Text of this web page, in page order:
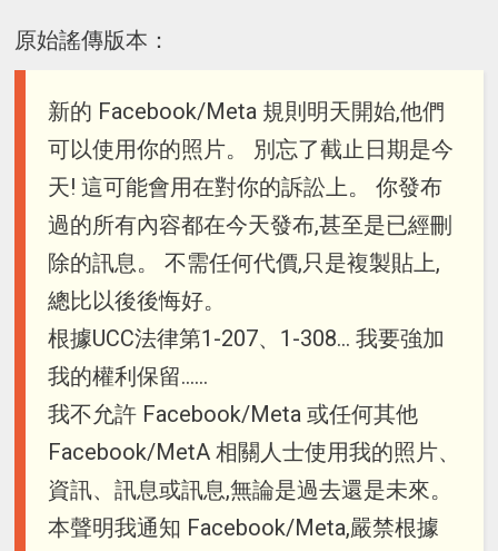
原始謠傳版本：
新的 Facebook/Meta 規則明天開始,他們
可以使用你的照片。 別忘了截止日期是今
天! 這可能會用在對你的訴訟上。 你發布
過的所有內容都在今天發布,甚至是已經刪
除的訊息。 不需任何代價,只是複製貼上,
總比以後後悔好。
根據UCC法律第1-207、1-308... 我要強加
我的權利保留......
我不允許 Facebook/Meta 或任何其他
Facebook/MetA 相關人士使用我的照片、
資訊、訊息或訊息,無論是過去還是未來。
本聲明我通知 Facebook/Meta,嚴禁根據